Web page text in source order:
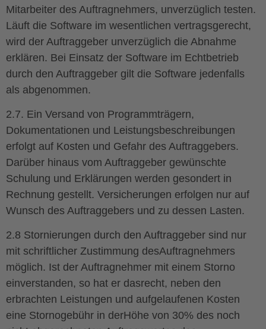
Mitarbeiter des Auftragnehmers, unverzüglich testen.
Läuft die Software im wesentlichen vertragsgerecht,
wird der Auftraggeber unverzüglich die Abnahme
erklären. Bei Einsatz der Software im Echtbetrieb
durch den Auftraggeber gilt die Software jedenfalls
als abgenommen.
2.7. Ein Versand von Programmträgern,
Dokumentationen und Leistungsbeschreibungen
erfolgt auf Kosten und Gefahr des Auftraggebers.
Darüber hinaus vom Auftraggeber gewünschte
Schulung und Erklärungen werden gesondert in
Rechnung gestellt. Versicherungen erfolgen nur auf
Wunsch des Auftraggebers und zu dessen Lasten.
2.8 Stornierungen durch den Auftraggeber sind nur
mit schriftlicher Zustimmung desAuftragnehmers
möglich. Ist der Auftragnehmer mit einem Storno
einverstanden, so hat er dasrecht, neben den
erbrachten Leistungen und aufgelaufenen Kosten
eine Stornogebühr in derHöhe von 30% des noch